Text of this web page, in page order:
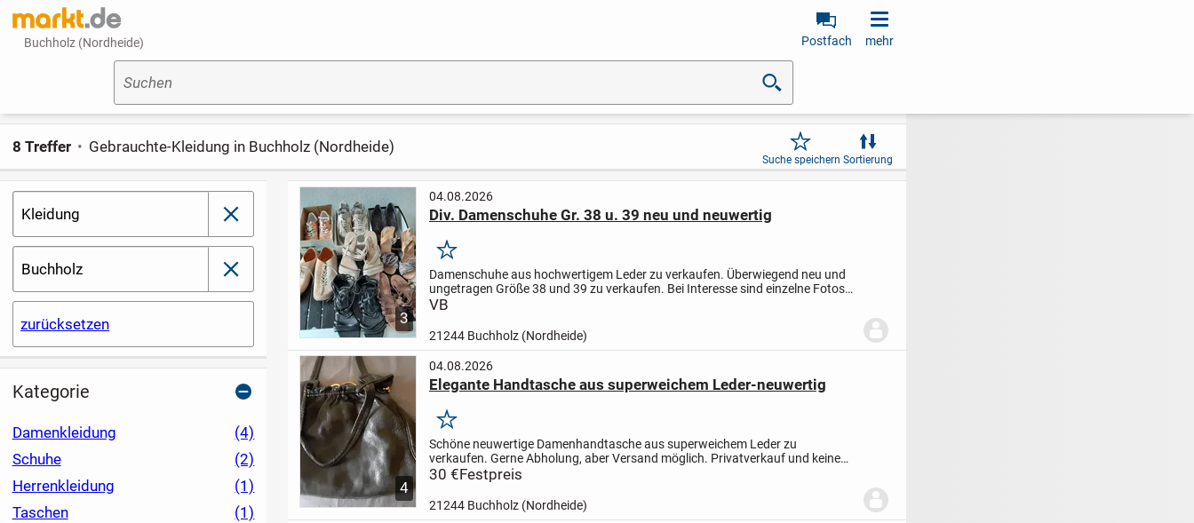
Buchholz (Nordheide) Postfach mehr
Suchen
Kleidung schließen
Buchholz schließen
zurücksetzen
8 Treffer Gebrauchte-Kleidung in Buchholz (Nordheide)
Suche speichern Sortierung
3
04.08.2026
Div. Damenschuhe Gr. 38 u. 39 neu und neuwertig
Merken
Damenschuhe aus hochwertigem Leder zu verkaufen. Überwiegend neu und
ungetragen Größe 38 und 39 zu verkaufen. Bei Interesse sind einzelne Fotos
möglich.
VB
21244 Buchholz (Nordheide)
4
04.08.2026
Elegante Handtasche aus superweichem Leder-neuwertig
Merken
Schöne neuwertige Damenhandtasche aus superweichem Leder zu
verkaufen. Gerne Abholung, aber Versand möglich. Privatverkauf und keine
Rücknahme.
30 €Festpreis
21244 Buchholz (Nordheide)
Kategorie
Damenkleidung
(4)
Schuhe
(2)
Herrenkleidung
(1)
Taschen
(1)